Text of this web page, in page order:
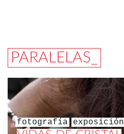
PARALELAS_
fotografía exposición